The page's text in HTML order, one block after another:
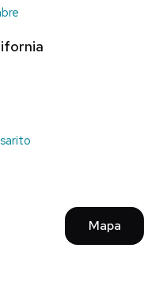
Mapa